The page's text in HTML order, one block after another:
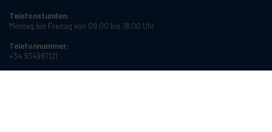
Telefonstunden:
Montag bis Freitag von 09:00 bis 18:00 Uhr
Telefonnummer:
+34 934987121